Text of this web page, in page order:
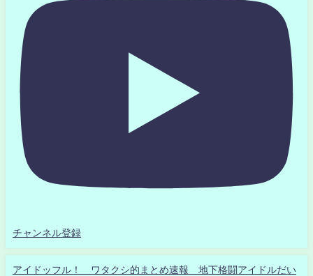
チャンネル登録
アイドッフル！ ワタクシ的まとめ速報 地下格闘アイドルだい